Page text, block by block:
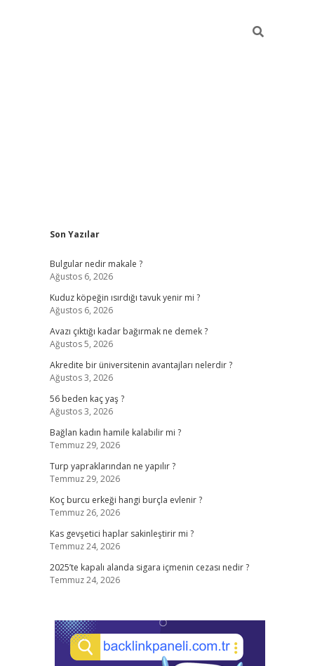
Sidebar
Son Yazılar
Bulgular nedir makale ?
Ağustos 6, 2026
Kuduz köpeğin ısırdığı tavuk yenir mi ?
Ağustos 6, 2026
Avazı çıktığı kadar bağırmak ne demek ?
Ağustos 5, 2026
Akredite bir üniversitenin avantajları nelerdir ?
Ağustos 3, 2026
56 beden kaç yaş ?
Ağustos 3, 2026
Bağlan kadın hamile kalabilir mi ?
Temmuz 29, 2026
Turp yapraklarından ne yapılır ?
Temmuz 29, 2026
Koç burcu erkeği hangi burçla evlenir ?
Temmuz 26, 2026
Kas gevşetici haplar sakinleştirir mi ?
Temmuz 24, 2026
2025’te kapalı alanda sigara içmenin cezası nedir ?
Temmuz 24, 2026